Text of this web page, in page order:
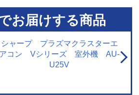
試験結果ではありません。
※4 閉鎖された実験
もので、実使用空間での効果を示すものではあ
のニオイ成分を染み込ませた試験片で消臭効果
価。結果：約55分で気にならないレベルまで消
試験室で同一体感温度となる設定において運転
量を比較。外気温35℃、季節夏、日射なし、エコ
房運転・設定温度26℃（820Wh）の比較。
お届けする商品
シャープ プラズマクラスターエ
アコン Vシリーズ 室外機 AU-
U25V